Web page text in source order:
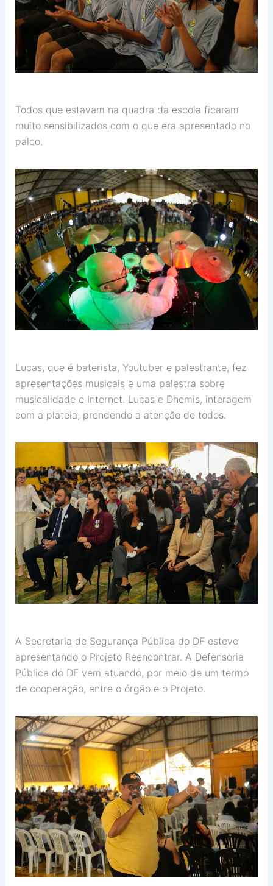
Todos que estavam na quadra da escola ficaram
muito sensibilizados com o que era apresentado no
palco.
Lucas, que é baterista, Youtuber e palestrante, fez
apresentações musicais e uma palestra sobre
musicalidade e Internet. Lucas e Dhemis, interagem
com a plateia, prendendo a atenção de todos.
A Secretaria de Segurança Pública do DF esteve
apresentando o Projeto Reencontrar. A Defensoria
Pública do DF vem atuando, por meio de um termo
de cooperação, entre o órgão e o Projeto.